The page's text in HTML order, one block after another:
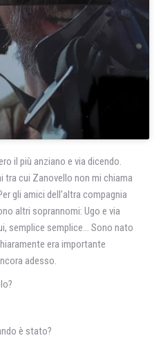
il più anziano e via dicendo.
cui Zanovello non mi chiama
gli amici dell’altra compagnia
altri soprannomi: Ugo e via
semplice semplice… Sono nato
era importante
adesso.
è stato?